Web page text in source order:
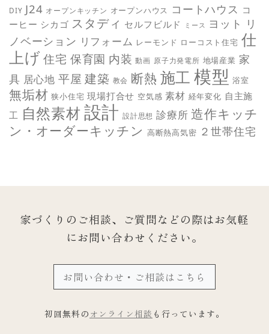
DIY J24 オープンキッチン オープンハウス コートハウス コ
ーヒー シカゴ スタディ セルフビルド ミース ヨット リ
ノベーション リフォーム レーモンド ローコスト住宅 仕
上げ 住宅 保育園 内装 動画 原子力発電所 地場産業 家
具 居心地 平屋 建築 教会 断熱 施工 模型 浴室
無垢材 狭小住宅 現場打合せ 空気感 素材 経年変化 自主施
工 自然素材 設計 設計思想 診療所 造作キッチ
ン・オーダーキッチン 高断熱高気密 ２世帯住宅
家づくりのご相談、ご質問などの際はお気軽
にお問い合わせください。
お問い合わせ・ご相談はこちら
初回無料の オンライン相談 も行っています。